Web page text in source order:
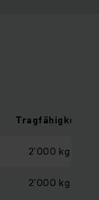
Tragfähigkeit
2’000 kg
2’000 kg